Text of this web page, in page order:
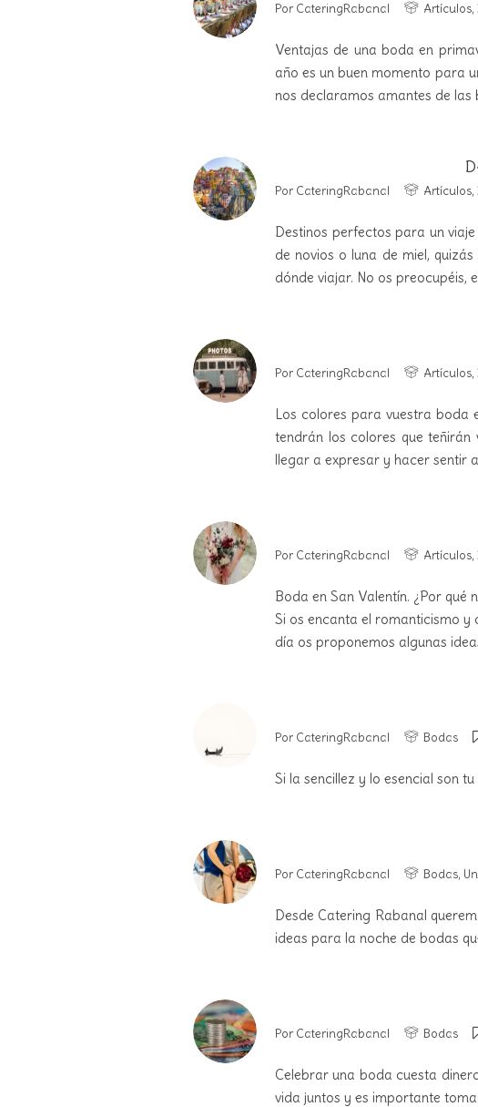
Por CateringRabanal Artículos,
Ventajas de una boda en
año es un buen momento para
nos declaramos amantes de
Por CateringRabanal Artículos,
Destinos perfectos para un
de novios o luna de miel,
dónde viajar. No os preocupéis,
Por CateringRabanal Artículos,
Los colores para vuestra boda
tendrán los colores que teñirán
llegar a expresar y hacer sentir
Por CateringRabanal Artículos,
Boda en San Valentín. ¿Por
Si os encanta el romanticismo
día os proponemos algunas
Por CateringRabanal Bodas
Si la sencillez y lo esencial son
Por CateringRabanal Bodas,
Desde Catering Rabanal
ideas para la noche de bodas
Por CateringRabanal Bodas
Celebrar una boda cuesta
vida juntos y es importante